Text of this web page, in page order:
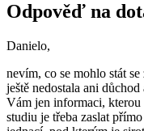
Odpověď na
Danielo,
nevím, co se mohlo stát
ještě nedostala ani
Vám jen informaci, kterou
studiu je třeba zaslat